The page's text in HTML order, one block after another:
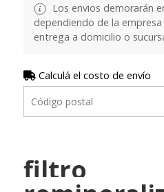
Los envios demorarán
dependiendo de la empresa
entrega a domicilio o
Calculá el costo de envío
filtro